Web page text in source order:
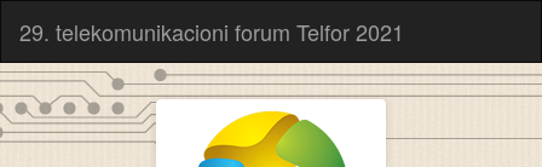
29. telekomunikacioni forum Telfor 2021